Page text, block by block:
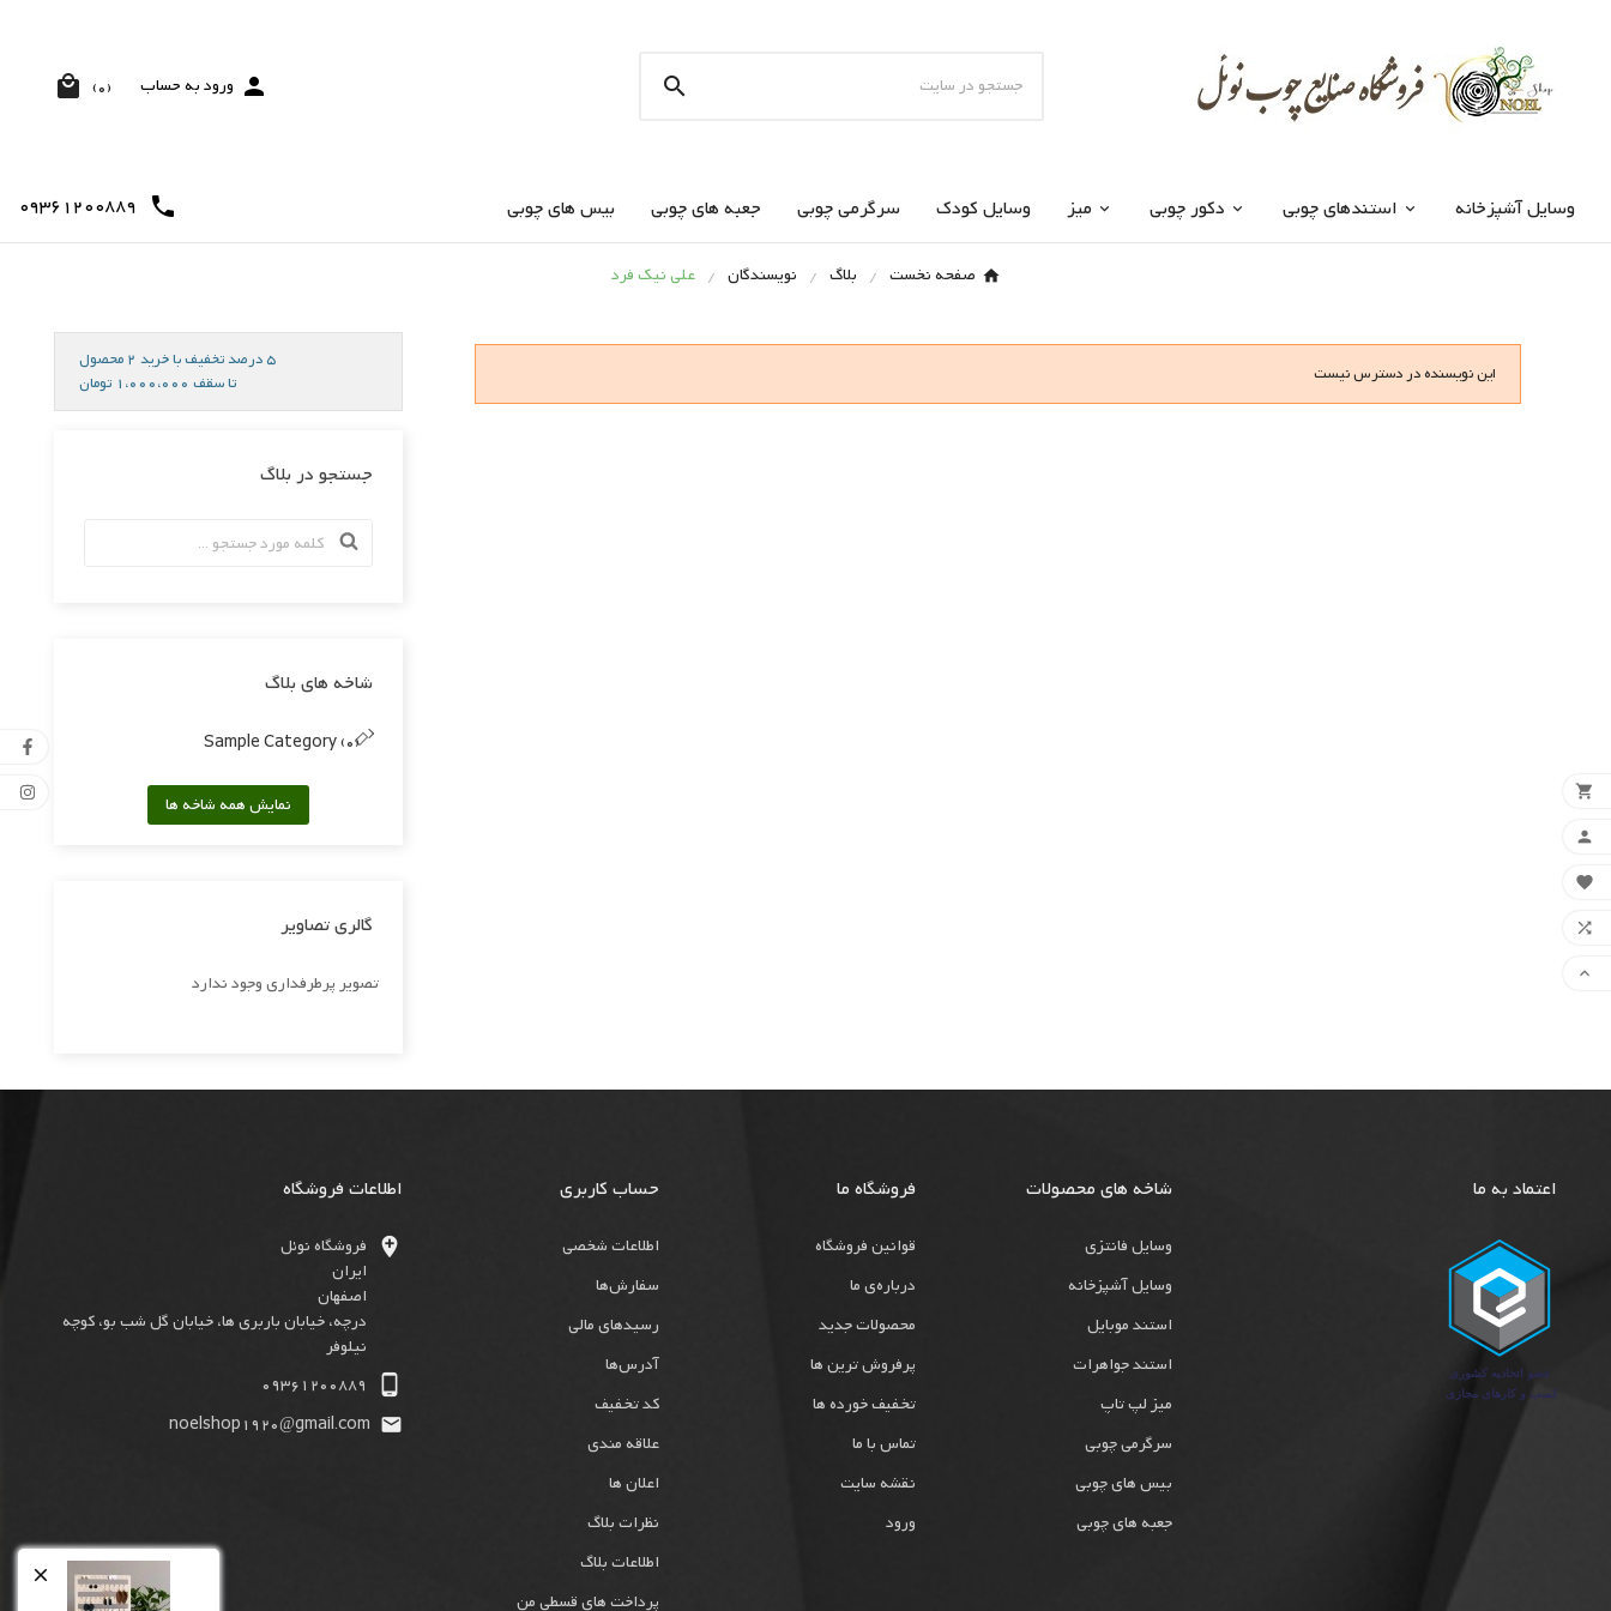


 ورود به حساب  (0)
وسایل آشپزخانه استندهای چوبی دکور چوبی میز وسایل کودک سرگرمی چوبی جعبه های چوبی بیس های چوبی 
09361200889
صفحه نخست بلاگ نویسندگان علی نیک فرد
این نویسنده در دسترس نیست
5 درصد تخفیف با خرید 2 محصول
تا سقف 1،000،000 تومان
جستجو در بلاگ
شاخه های بلاگ
Sample Category (0)
نمایش همه شاخه ها
گالری تصاویر
تصویر پرطرفداری وجود ندارد
اعتماد به ما شاخه های محصولات
وسایل فانتزی
وسایل آشپزخانه
استند موبایل
استند جواهرات
میز لپ تاپ
سرگرمی چوبی
بیس های چوبی
جعبه های چوبی
فروشگاه ما
قوانین فروشگاه
درباره‌ی ما
محصولات جدید
پرفروش ترین ها
تخفیف خورده ها
تماس با ما
نقشه سایت
ورود
حساب کاربری
اطلاعات شخصی
سفارش‌ها
رسیدهای مالی
آدرس‌ها
کد تخفیف
علاقه مندی
اعلان ها
نظرات بلاگ
اطلاعات بلاگ
پرداخت های قسطی من
اطلاعات فروشگاه

فروشگاه نوئل
ایران
اصفهان
درچه، خیابان باربری ها، خیابان گل شب بو، کوچه
نیلوفر

09361200889

noelshop1920@gmail.com




